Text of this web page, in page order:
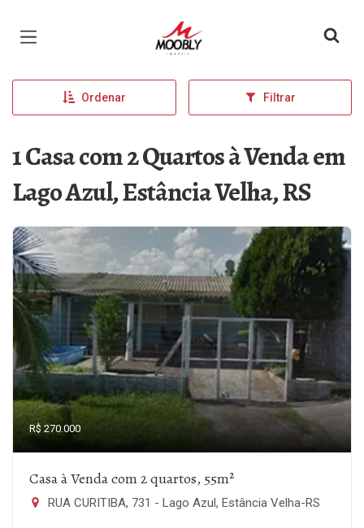
Página inicial
Ordenar Filtrar
1 Casa com 2 Quartos à Venda em
Lago Azul, Estância Velha, RS
R$ 270.000
Casa à Venda com 2 quartos, 55m²
RUA CURITIBA, 731 - Lago Azul, Estância Velha-RS